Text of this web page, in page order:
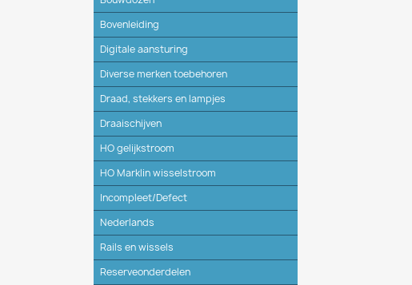
Bovenleiding
Digitale aansturing
Diverse merken toebehoren
Draad, stekkers en lampjes
Draaischijven
HO gelijkstroom
HO Marklin wisselstroom
Incompleet/Defect
Nederlands
Rails en wissels
Reserveonderdelen